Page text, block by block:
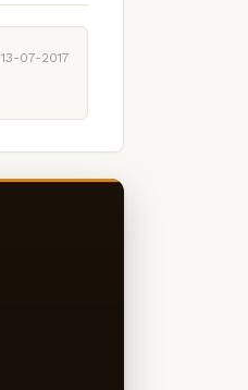
13-07-2017